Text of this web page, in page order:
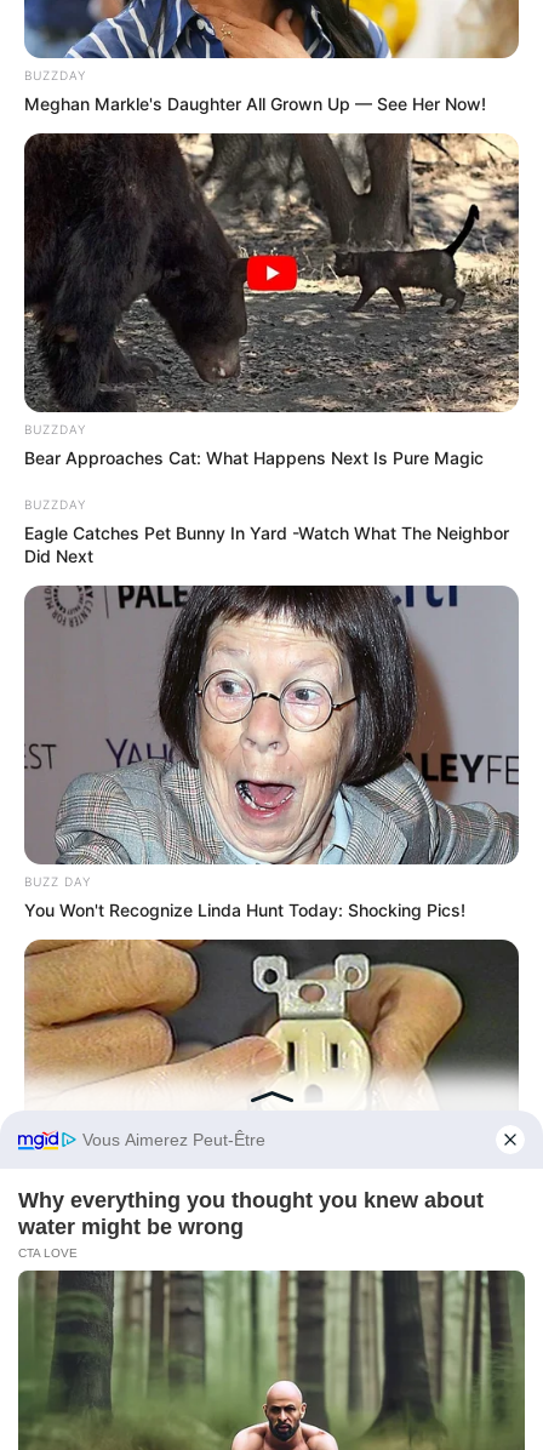
BUZZDAY
Meghan Markle's Daughter All Grown Up — See Her Now!
BUZZDAY
Bear Approaches Cat: What Happens Next Is Pure Magic
BUZZDAY
Eagle Catches Pet Bunny In Yard -Watch What The Neighbor
Did Next
BUZZ DAY
You Won't Recognize Linda Hunt Today: Shocking Pics!
BUZZ DAY
1 Simple Hack To Save On Your Electric Bill (Try Tonight)
Before You Go